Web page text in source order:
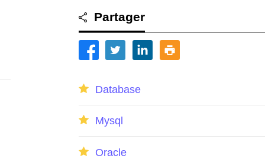
Partager
Database
Mysql
Oracle